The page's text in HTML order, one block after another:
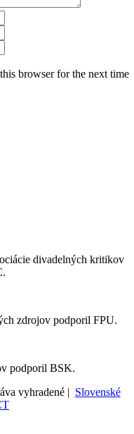
browser for the next time
divadelných kritikov
zdrojov podporil FPU.
podporil BSK.
vyhradené | Slovenské